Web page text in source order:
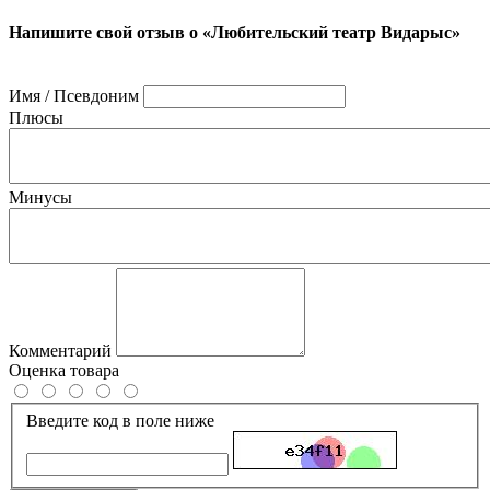
Напишите свой отзыв о «Любительский театр Видарыс»
Имя / Псевдоним
Плюсы
Минусы
Комментарий
Оценка товара
Введите код в поле ниже